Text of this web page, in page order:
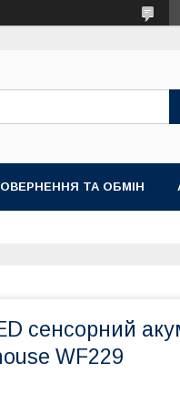
ТА ОБМІН
cенсорний
WF229